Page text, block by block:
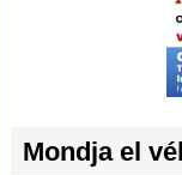
Mondja el